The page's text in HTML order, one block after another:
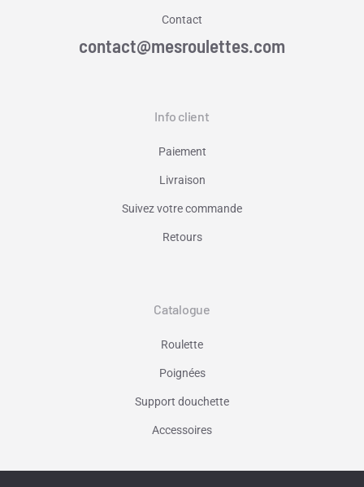
Contact
contact@mesroulettes.com
Info client
Paiement
Livraison
Suivez votre commande
Retours
Catalogue
Roulette
Poignées
Support douchette
Accessoires